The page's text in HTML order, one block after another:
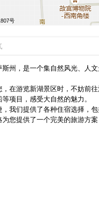
号
州，是一个集自然风光、人
在游览新湖景区时，不妨前
项目，感受大自然的魅力。
我们提供了各种住宿选择，
您提供了一个完美的旅游方